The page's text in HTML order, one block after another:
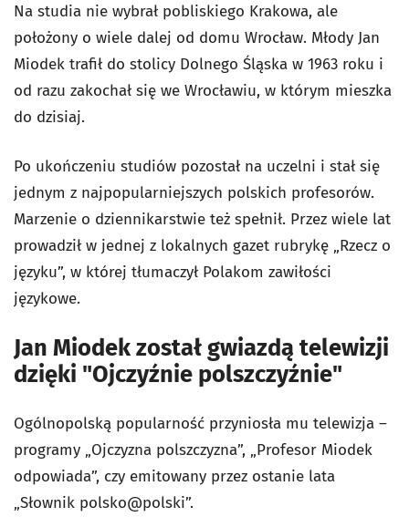
Na studia nie wybrał pobliskiego Krakowa, ale
położony o wiele dalej od domu Wrocław. Młody Jan
Miodek trafił do stolicy Dolnego Śląska w 1963 roku i
od razu zakochał się we Wrocławiu, w którym mieszka
do dzisiaj.
Po ukończeniu studiów pozostał na uczelni i stał się
jednym z najpopularniejszych polskich profesorów.
Marzenie o dziennikarstwie też spełnił. Przez wiele lat
prowadził w jednej z lokalnych gazet rubrykę „Rzecz o
języku”, w której tłumaczył Polakom zawiłości
językowe.
Jan Miodek został gwiazdą telewizji
dzięki "Ojczyźnie polszczyźnie"
Ogólnopolską popularność przyniosła mu telewizja –
programy „Ojczyzna polszczyzna”, „Profesor Miodek
odpowiada”, czy emitowany przez ostanie lata
„Słownik polsko@polski”.